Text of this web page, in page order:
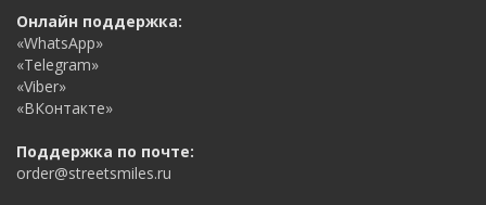
Онлайн поддержка:
«WhatsApp»
«Telegram»
«Viber»
«ВКонтакте»
Поддержка по почте:
order@streetsmiles.ru